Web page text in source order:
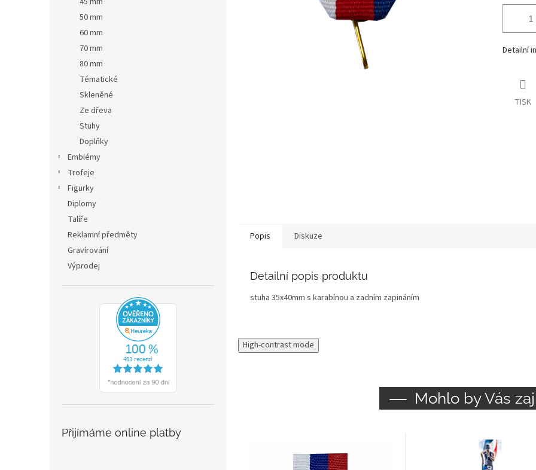
50 mm
60 mm
70 mm
80 mm
Tématické
Skleněné
Ze dřeva
Stuhy
Doplňky
Emblémy
Trofeje
Figurky
Diplomy
Talíře
Reklamní předměty
Gravírování
Výprodej
Přijímáme online platby
Detailní
TISK
Popis Diskuze
Detailní popis produktu
stuha 35x40mm s karabínou a zadním zapináním
High-contrast mode
Mohlo by Vás